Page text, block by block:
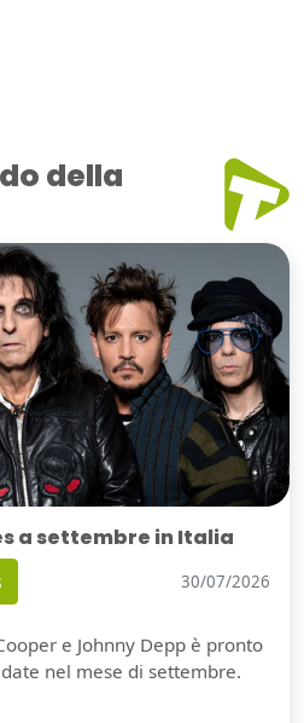
della
a settembre in Italia
30/07/2026
e Johnny Depp è pronto
nel mese di settembre.